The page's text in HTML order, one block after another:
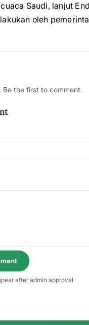
Saudi, lanjut
oleh
Be the first to comment.
after admin approval.